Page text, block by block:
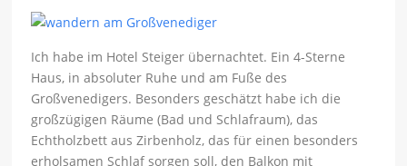
Ich habe im Hotel Steiger übernachtet. Ein 4-Sterne
Haus, in absoluter Ruhe und am Fuße des
Großvenedigers. Besonders geschätzt habe ich die
großzügigen Räume (Bad und Schlafraum), das
Echtholzbett aus Zirbenholz, das für einen besonders
erholsamen Schlaf sorgen soll, den Balkon mit